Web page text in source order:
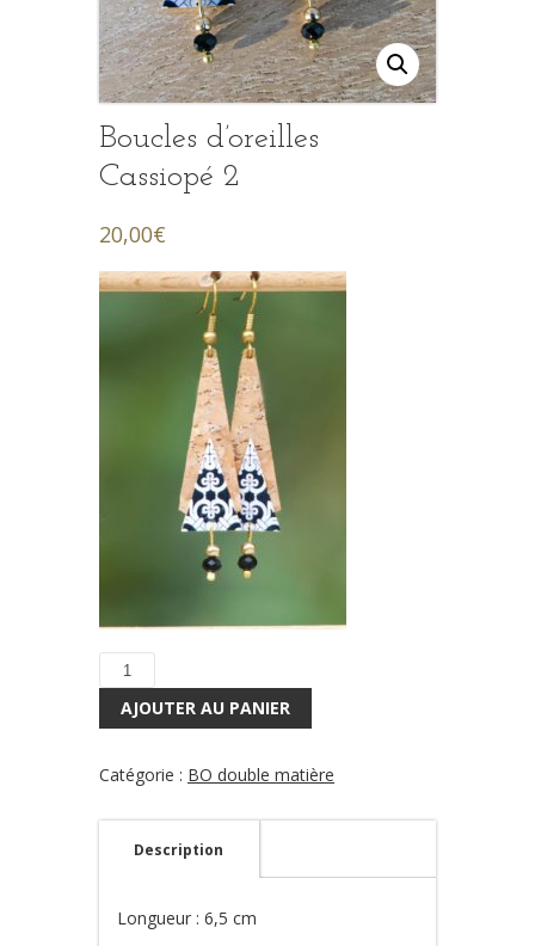
Boucles d’oreilles
Cassiopé 2
20,00€
quantité
Boucles
Cassiopé
AJOUTER AU PANIER
Catégorie : BO double matière
Description
Longueur : 6,5 cm